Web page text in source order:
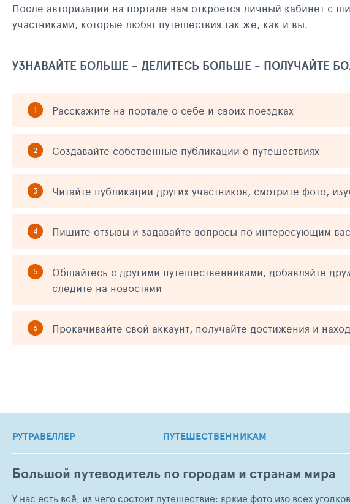
После авторизации на портале вам откроется личный кабинет с
участниками, которые любят путешествия так же, как и вы.
УЗНАВАЙТЕ БОЛЬШЕ - ДЕЛИТЕСЬ БОЛЬШЕ - ПОЛУЧАЙТЕ
Расскажите на портале о себе и своих поездках
Создавайте собственные публикации о путешествиях
Читайте публикации других участников, смотрите фото,
Пишите отзывы и задавайте вопросы по интересующим
Общайтесь с другими путешественниками, добавляйте
следите на новостями
Прокачивайте свой аккаунт, получайте достижения и
РУТРАВЕЛЛЕР ПУТЕШЕСТВЕННИКАМ
Большой путеводитель по городам и странам мира
У нас есть всё, из чего состоит путешествие: яркие фото изо всех